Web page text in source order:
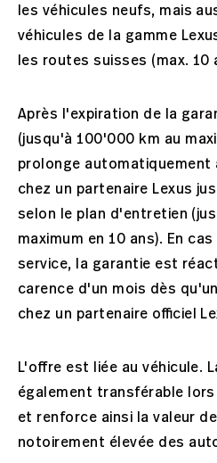
les véhicules neufs, mais
véhicules de la gamme
les routes suisses (max. 10
Après l'expiration de la
(jusqu'à 100'000 km au
prolonge automatiquement
chez un partenaire Lexus
selon le plan d'entretien
maximum en 10 ans). En
service, la garantie est
carence d'un mois dès
chez un partenaire officiel
L'offre est liée au véhicule.
également transférable
et renforce ainsi la valeur
notoirement élevée des